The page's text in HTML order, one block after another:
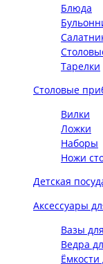
Блюда
Тарелки
Столовые
Вилки
Ложки
Наборы
Ножи
Детская
Аксессуары
Вазы
Ведра